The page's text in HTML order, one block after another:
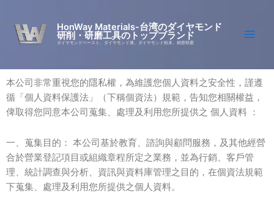
content
HonWay Materials-台湾のダイヤモンド
研削・研磨工具のトップブランド
ダイヤモンドペースト、ダイヤモンド液、ダイヤモンド粉末、精密研磨
本公司非常重視您的隱私權，為維護您個人資料之安全性，謹遵
循「個人資料保護法」（下稱個資法）規範，告知您相關權益，
俾取得您同意本公司蒐集、處理及利用您所提供之 個人資料 ：
一、蒐集目的： 本公司基於教育、諮詢與顧問服務，及其他經營
合於營業登記項目或組織章程所定之業務，並為行銷、客戶管
理、統計調查與分析、資訊與資料庫管理之目的，在個資法規範
下蒐集、處理及利用您所提供之個人資料。